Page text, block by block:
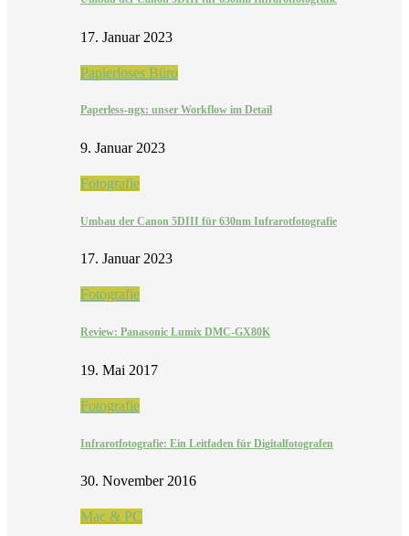
17. Januar 2023
Papierloses Büro
Paperless-ngx: unser Workflow im Detail
9. Januar 2023
Fotografie
Umbau der Canon 5DIII für 630nm Infrarotfotografie
17. Januar 2023
Fotografie
Review: Panasonic Lumix DMC-GX80K
19. Mai 2017
Fotografie
Infrarotfotografie: Ein Leitfaden für Digitalfotografen
30. November 2016
Mac & PC